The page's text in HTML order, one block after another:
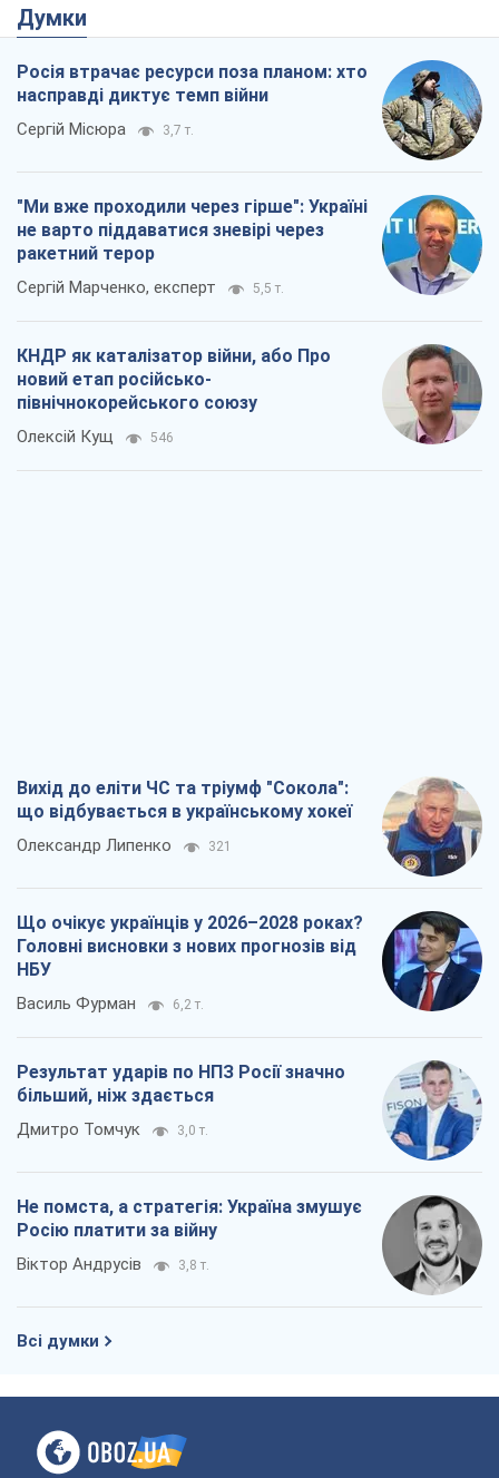
Думки
Росія втрачає ресурси поза планом: хто
насправді диктує темп війни
Сергій Місюра 3,7 т.
"Ми вже проходили через гірше": Україні
не варто піддаватися зневірі через
ракетний терор
Сергій Марченко, експерт 5,5 т.
КНДР як каталізатор війни, або Про
новий етап російсько-
північнокорейського союзу
Олексій Кущ 546
Вихід до еліти ЧС та тріумф "Сокола":
що відбувається в українському хокеї
Олександр Липенко 321
Що очікує українців у 2026–2028 роках?
Головні висновки з нових прогнозів від
НБУ
Василь Фурман 6,2 т.
Результат ударів по НПЗ Росії значно
більший, ніж здається
Дмитро Томчук 3,0 т.
Не помста, а стратегія: Україна змушує
Росію платити за війну
Віктор Андрусів 3,8 т.
Всі думки